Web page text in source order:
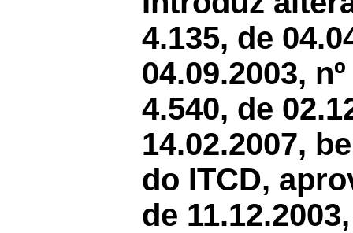
4.135, de
04.09.2003,
4.540, de
14.02.2007,
do ITCD,
de